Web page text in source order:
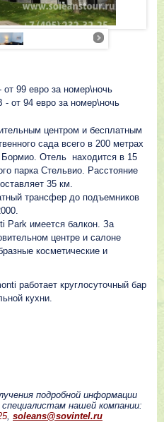
от 99 евро за номер\ночь
- от 94 евро за номер\ночь
центром и бесплатным
сада всего в 200 метрах
Бормио. Отель находится в 15
парка Стельвио. Расстояние
35 км.
трансфер до подъемников
Park имеется балкон. За
центре и салоне
косметические и
работает круглосуточный бар
кухни.
подробной информации
нашей компании:
, soleans@sovintel.ru